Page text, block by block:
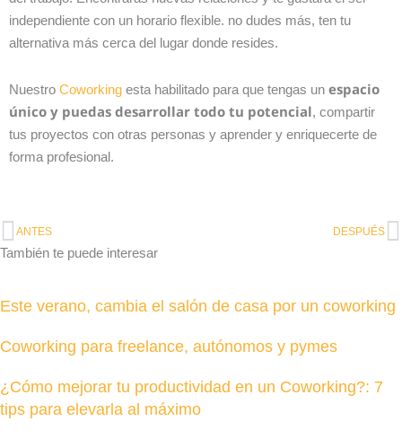
independiente con un horario flexible. no dudes más, ten tu
alternativa más cerca del lugar donde resides.
Nuestro Coworking esta habilitado para que tengas un espacio
único y puedas desarrollar todo tu potencial, compartir
tus proyectos con otras personas y aprender y enriquecerte de
forma profesional.
Ant
ANTES DESPUÉS
También te puede interesar
Este verano, cambia el salón de casa por un coworking
Coworking para freelance, autónomos y pymes
¿Cómo mejorar tu productividad en un Coworking?: 7
tips para elevarla al máximo